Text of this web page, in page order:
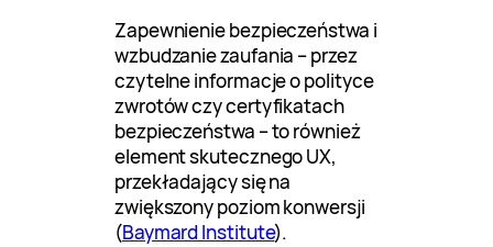
Zapewnienie bezpieczeństwa i
wzbudzanie zaufania – przez
czytelne informacje o polityce
zwrotów czy certyfikatach
bezpieczeństwa – to również
element skutecznego UX,
przekładający się na
zwiększony poziom konwersji
(Baymard Institute).